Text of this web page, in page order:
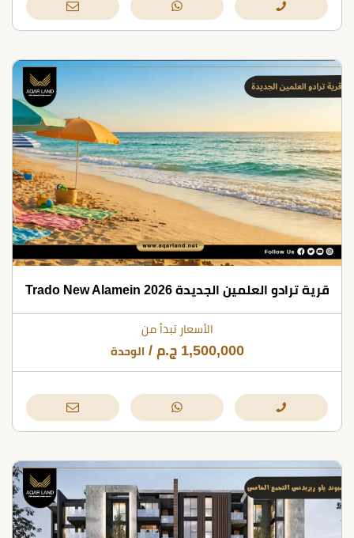
قرية ترادو العلمين الجديدة 2026 Trado New Alamein
الأسعار تبدأ من
1,500,000 ج.م / الوحدة